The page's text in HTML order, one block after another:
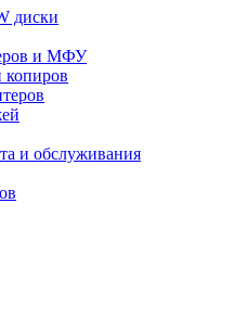
диски
и МФУ
копиров
и обслуживания